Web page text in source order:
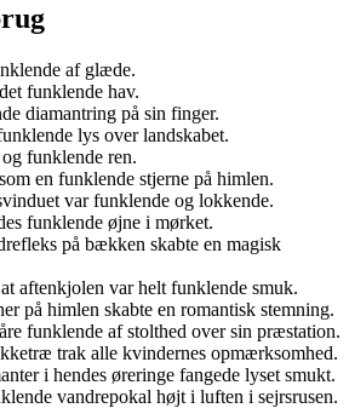
af glæde.
funklende hav.
diamantring på sin finger.
lys over landskabet.
funklende ren.
en funklende stjerne på himlen.
var funklende og lokkende.
funklende øjne i mørket.
på bækken skabte en magisk
aftenkjolen var helt funklende smuk.
på himlen skabte en romantisk stemning.
funklende af stolthed over sin præstation.
trak alle kvindernes opmærksomhed.
i hendes øreringe fangede lyset smukt.
vandrepokal højt i luften i sejrsrusen.